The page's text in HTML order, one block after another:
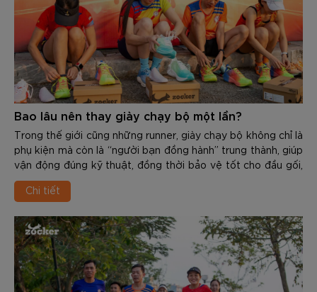
Bao lâu nên thay giày chạy bộ một lần?
Trong thế giới cũng những runner, giày chạy bộ không chỉ là
phụ kiện mà còn là “người bạn đồng hành” trung thành, giúp
vận động đúng kỹ thuật, đồng thời bảo vệ tốt cho đầu gối,
cổ chân, khớp hàng và cột sống. Tuy nhiên, mọi vật dùng
đều có độ bền và tuổi thọ nhất định. Việc sử dụng 1 đôi giày
nhân gây ra các chấn thương nghiêm trọng như: Viêm cân
gan chân, đau cẳng chân, viêm khớp…
Chi tiết